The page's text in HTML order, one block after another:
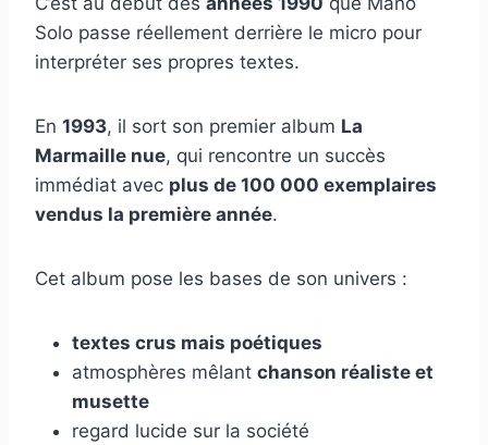
Solo passe réellement derrière le micro pour
interpréter ses propres textes.
En 1993, il sort son premier album La
Marmaille nue, qui rencontre un succès
immédiat avec plus de 100 000 exemplaires
vendus la première année.
Cet album pose les bases de son univers :
textes crus mais poétiques
atmosphères mêlant chanson réaliste et
musette
regard lucide sur la société